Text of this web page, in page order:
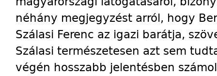
néhány megjegyzést arról, hogy
Szálasi Ferenc az igazi barátja,
Szálasi természetesen azt sem
végén hosszabb jelentésben